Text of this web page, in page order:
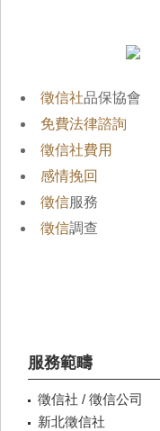
徵信社品保協會
免費法律諮詢
徵信社費用
感情挽回
徵信服務
徵信調查
服務範疇
徵信社 / 徵信公司
新北徵信社